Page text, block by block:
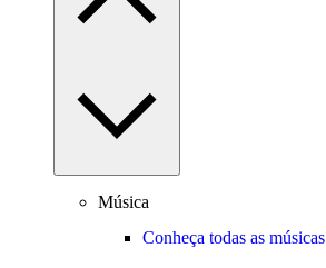
Música
Conheça todas as músicas